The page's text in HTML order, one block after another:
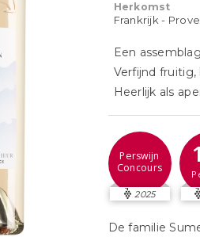
Herkomst
Frankrijk -
Een
Verfijnd
Heerlijk als
Perswijn
Concours
2025
De familie